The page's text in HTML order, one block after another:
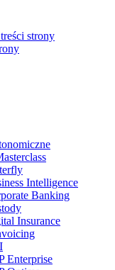
strony
Intelligence
Banking
Insurance
Enterprise